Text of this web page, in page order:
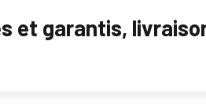
et garantis,